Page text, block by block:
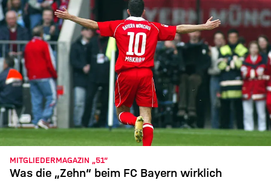
MITGLIEDERMAGAZIN „51“
Was die „Zehn“ beim FC Bayern wirklich